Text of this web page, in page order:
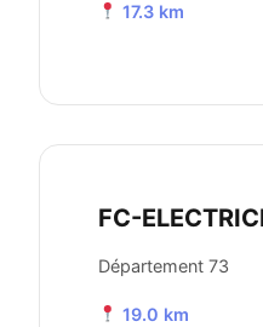
17.3 km
FC-
Département 73
19.0 km